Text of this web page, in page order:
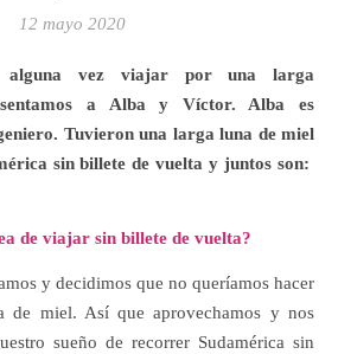
12 mayo 2020
a Alba y Víctor. Alba es
Tuvieron una larga luna de miel
sin billete de vuelta y juntos son:
de viajar sin billete de vuelta?
y decidimos que no queríamos hacer
de miel. Así que aprovechamos y nos
sueño de recorrer Sudamérica sin